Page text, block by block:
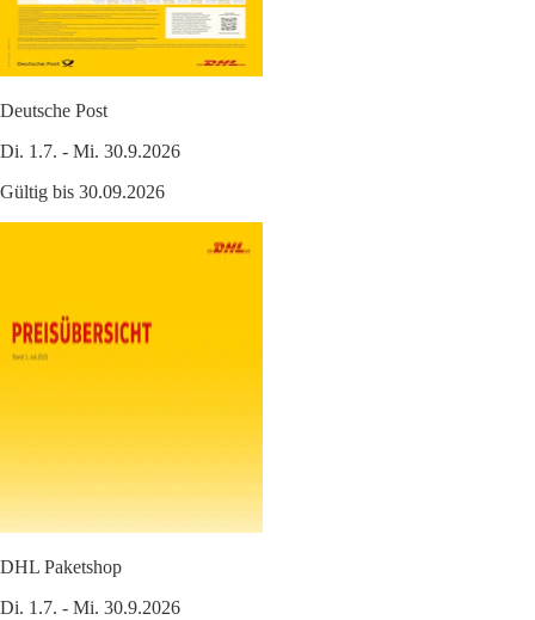
Deutsche Post
Di. 1.7. - Mi. 30.9.2026
Gültig bis 30.09.2026
DHL Paketshop
Di. 1.7. - Mi. 30.9.2026